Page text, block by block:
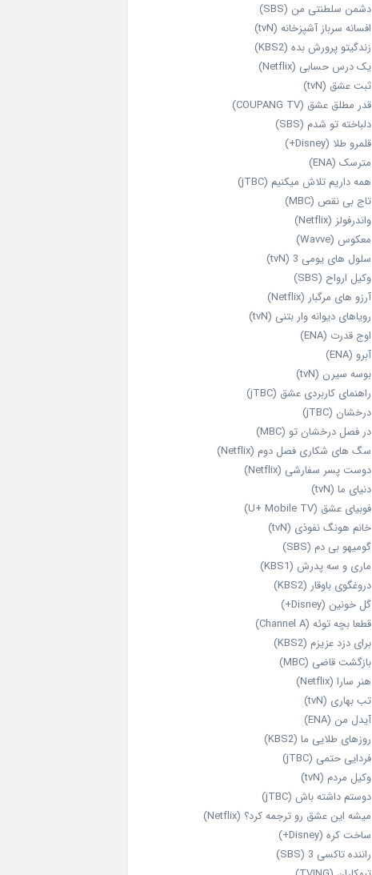
دشمن سلطنتی من (SBS)
افسانه سرباز آشپزخانه (tvN)
زندگیتو پرورش بده (KBS2)
یک درس حسابی (Netflix)
ثبت عشق (tvN)
قدر مطلق عشق (COUPANG TV)
دلباخته تو شدم (SBS)
قلمرو طلا (Disney+)
مترسک (ENA)
همه داریم تلاش میکنیم (jTBC)
تاج بی‌ نقص (MBC)
واندرفولز (Netflix)
معکوس (Wavve)
سلول های یومی 3 (tvN)
وکیل ارواح (SBS)
آرزو های مرگبار (Netflix)
رویاهای دیوانه‌ وار بتنی (tvN)
اوج قدرت (ENA)
آبرو (ENA)
بوسه سیرن (tvN)
راهنمای کاربردی عشق (jTBC)
درخشان (jTBC)
در فصل درخشان تو (MBC)
سگ های شکاری فصل دوم (Netflix)
دوست‌ پسر سفارشی (Netflix)
دنیای ما (tvN)
فوبیای عشق (U+ Mobile TV)
خانم هونگ نفوذی (tvN)
گومیهو بی دم (SBS)
ماری و سه پدرش (KBS1)
دروغگوی باوقار (KBS2)
گل خونین (Disney+)
قطعا بچه توئه (Channel A)
برای دزد عزیزم (KBS2)
بازگشت قاضی (MBC)
هنر سارا (Netflix)
تب بهاری (tvN)
آیدل من (ENA)
روزهای طلایی ما (KBS2)
فردایی حتمی (jTBC)
وکیل مردم (tvN)
دوستم داشته باش (jTBC)
میشه این عشق رو ترجمه کرد؟ (Netflix)
ساخت کره (Disney+)
راننده تاکسی 3 (SBS)